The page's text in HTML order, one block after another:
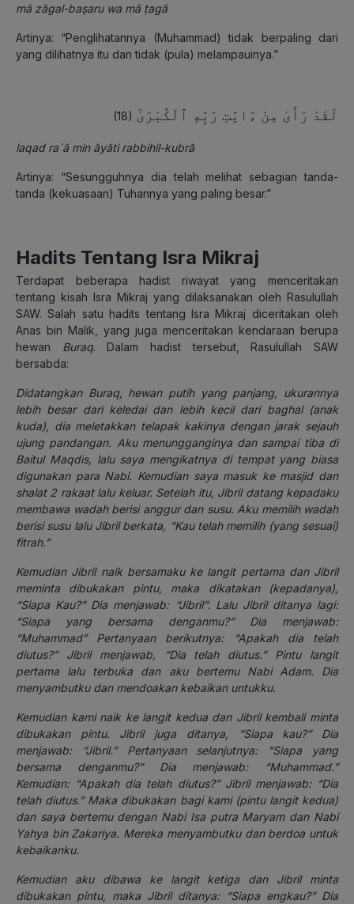
mā zāgal-baṣaru wa mā ṭagā
Artinya: “Penglihatannya (Muhammad) tidak berpaling dari
yang dilihatnya itu dan tidak (pula) melampauinya.”
(18) لَقَدْ رَأَىٰ مِنْ ءَايَٰتِ رَبِّهِ ٱلْكُبْرَىٰٓ
laqad ra`ā min āyāti rabbihil-kubrā
Artinya: “Sesungguhnya dia telah melihat sebagian tanda-
tanda (kekuasaan) Tuhannya yang paling besar.”
Hadits Tentang Isra Mikraj
Terdapat beberapa hadist riwayat yang menceritakan
tentang kisah Isra Mikraj yang dilaksanakan oleh Rasulullah
SAW. Salah satu hadits tentang Isra Mikraj diceritakan oleh
Anas bin Malik, yang juga menceritakan kendaraan berupa
hewan Buraq. Dalam hadist tersebut, Rasulullah SAW
bersabda:
Didatangkan Buraq, hewan putih yang panjang, ukurannya
lebih besar dari keledai dan lebih kecil dari baghal (anak
kuda), dia meletakkan telapak kakinya dengan jarak sejauh
ujung pandangan. Aku menungganginya dan sampai tiba di
Baitul Maqdis, lalu saya mengikatnya di tempat yang biasa
digunakan para Nabi. Kemudian saya masuk ke masjid dan
shalat 2 rakaat lalu keluar. Setelah itu, Jibril datang kepadaku
membawa wadah berisi anggur dan susu. Aku memilih wadah
berisi susu lalu Jibril berkata, “Kau telah memilih (yang sesuai)
fitrah.”
Kemudian Jibril naik bersamaku ke langit pertama dan Jibril
meminta dibukakan pintu, maka dikatakan (kepadanya),
“Siapa Kau?” Dia menjawab: “Jibril”. Lalu Jibril ditanya lagi:
“Siapa yang bersama denganmu?” Dia menjawab:
“Muhammad” Pertanyaan berikutnya: “Apakah dia telah
diutus?” Jibril menjawab, “Dia telah diutus.” Pintu langit
pertama lalu terbuka dan aku bertemu Nabi Adam. Dia
menyambutku dan mendoakan kebaikan untukku.
Kemudian kami naik ke langit kedua dan Jibril kembali minta
dibukakan pintu. Jibril juga ditanya, “Siapa kau?” Dia
menjawab: “Jibril.” Pertanyaan selanjutnya: “Siapa yang
bersama denganmu?” Dia menjawab: “Muhammad.”
Kemudian: “Apakah dia telah diutus?” Jibril menjawab: “Dia
telah diutus.” Maka dibukakan bagi kami (pintu langit kedua)
dan saya bertemu dengan Nabi Isa putra Maryam dan Nabi
Yahya bin Zakariya. Mereka menyambutku dan berdoa untuk
kebaikanku.
Kemudian aku dibawa ke langit ketiga dan Jibril minta
dibukakan pintu, maka Jibril ditanya: “Siapa engkau?” Dia